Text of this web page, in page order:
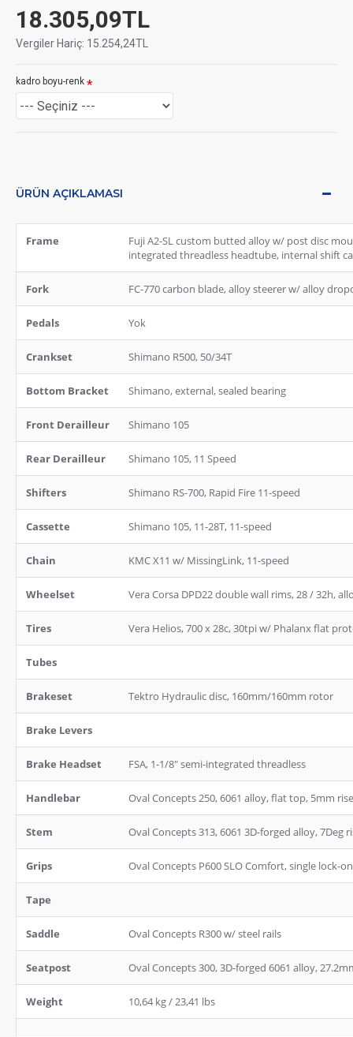
18.305,09TL
Vergiler Hariç: 15.254,24TL
kadro boyu-renk
ÜRÜN AÇIKLAMASI
Frame
Fuji A2-SL custom butted alloy w/ post disc
integrated threadless headtube, internal shift
Fork FC-770 carbon blade, alloy steerer w/ alloy
Pedals Yok
Crankset Shimano R500, 50/34T
Bottom Bracket Shimano, external, sealed bearing
Front Derailleur Shimano 105
Rear Derailleur Shimano 105, 11 Speed
Shifters Shimano RS-700, Rapid Fire 11-speed
Cassette Shimano 105, 11-28T, 11-speed
Chain KMC X11 w/ MissingLink, 11-speed
Wheelset Vera Corsa DPD22 double wall rims, 28 / 32h,
Tires Vera Helios, 700 x 28c, 30tpi w/ Phalanx flat
Tubes
Brakeset Tektro Hydraulic disc, 160mm/160mm rotor
Brake Levers
Brake Headset FSA, 1-1/8" semi-integrated threadless
Handlebar Oval Concepts 250, 6061 alloy, flat top, 5mm
Stem Oval Concepts 313, 6061 3D-forged alloy, 7Deg
Grips Oval Concepts P600 SLO Comfort, single lock-on
Tape
Saddle Oval Concepts R300 w/ steel rails
Seatpost Oval Concepts 300, 3D-forged 6061 alloy,
Weight 10,64 kg / 23,41 lbs